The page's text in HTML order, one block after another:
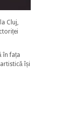
Cluj,
în fața
își